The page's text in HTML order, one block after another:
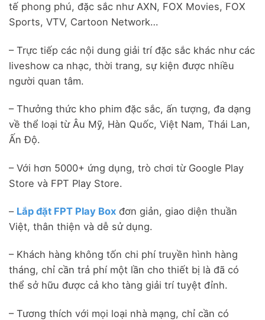
tế phong phú, đặc sắc như AXN, FOX Movies, FOX
Sports, VTV, Cartoon Network…
– Trực tiếp các nội dung giải trí đặc sắc khác như các
liveshow ca nhạc, thời trang, sự kiện được nhiều
người quan tâm.
– Thưởng thức kho phim đặc sắc, ấn tượng, đa dạng
về thể loại từ Âu Mỹ, Hàn Quốc, Việt Nam, Thái Lan,
Ấn Độ.
– Với hơn 5000+ ứng dụng, trò chơi từ Google Play
Store và FPT Play Store.
– Lắp đặt FPT Play Box đơn giản, giao diện thuần
Việt, thân thiện và dễ sử dụng.
– Khách hàng không tốn chi phí truyền hình hàng
tháng, chỉ cần trả phí một lần cho thiết bị là đã có
thể sở hữu được cả kho tàng giải trí tuyệt đỉnh.
– Tương thích với mọi loại nhà mạng, chỉ cần có